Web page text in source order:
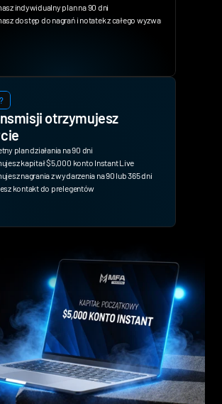
indywidualny plan na 90 dni
dostęp do nagrań i notatek z całego wyzwania
otrzymujesz
plan działania na 90 dni
kapitał $5,000 konto Instant Live
nagrania z wydarzenia na 90 lub 365 dni
kontakt do prelegentów